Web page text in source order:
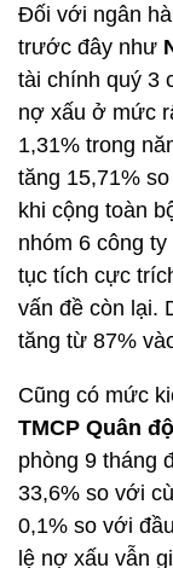
Đối với ngân
trước đây như
tài chính quý 3
nợ xấu ở mức
1,31% trong
tăng 15,71%
khi cộng toàn
nhóm 6 công ty
tục tích cực
vấn đề còn lại.
tăng từ 87%
Cũng có mức
TMCP Quân
phòng 9 tháng
33,6% so với
0,1% so với
lệ nợ xấu vẫn